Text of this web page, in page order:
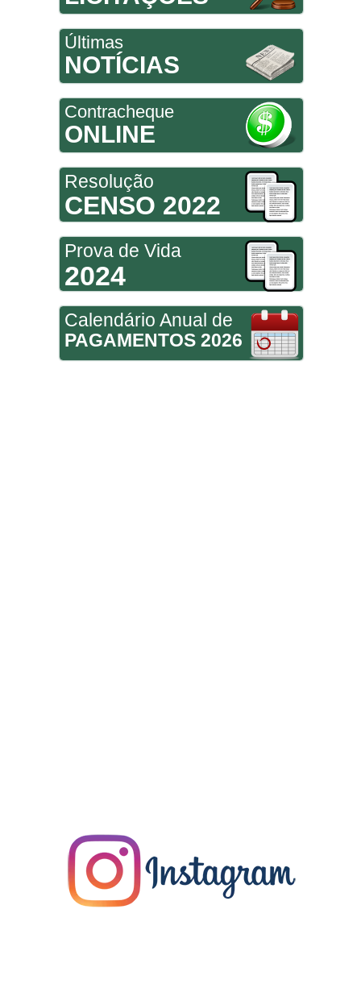
Últimas
NOTÍCIAS
Contracheque
ONLINE
Resolução
CENSO 2022
Prova de Vida
2024
Calendário Anual de
PAGAMENTOS 2026